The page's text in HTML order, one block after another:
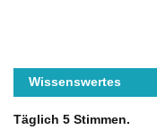
Wissenswertes
Täglich 5 Stimmen.